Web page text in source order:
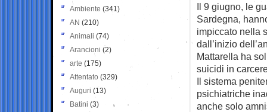
Il 9 giugno, le
Sardegna,
impiccato nella
dall’inizio
Mattarella ha
suicidi in
Il sistema
psichiatriche
anche solo
Ambiente (341)
AN (210)
Animali (74)
Arancioni (2)
arte (175)
Attentato (329)
Auguri (13)
Batini (3)